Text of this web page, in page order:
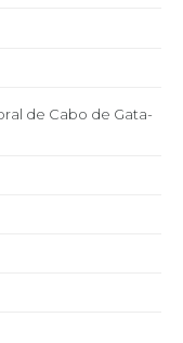
de Cabo de Gata-